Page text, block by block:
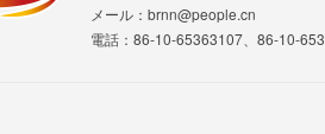
メール：brnn@people.cn
電話：86-10-65363107、86-10-